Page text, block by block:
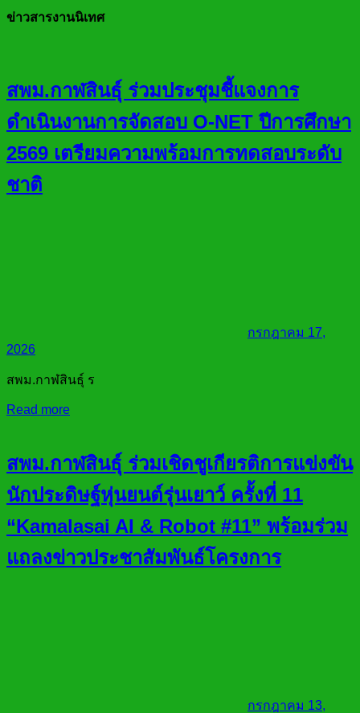
ข่าวสารงานนิเทศ
สพม.กาฬสินธุ์ ร่วมประชุมชี้แจงการ
ดำเนินงานการจัดสอบ O-NET ปีการศึกษา
2569 เตรียมความพร้อมการทดสอบระดับ
ชาติ
กรกฎาคม 17,
2026
สพม.กาฬสินธุ์ ร
Read more
สพม.กาฬสินธุ์ ร่วมเชิดชูเกียรติการแข่งขัน
นักประดิษฐ์หุ่นยนต์รุ่นเยาว์ ครั้งที่ 11
“Kamalasai AI & Robot #11” พร้อมร่วม
แถลงข่าวประชาสัมพันธ์โครงการ
กรกฎาคม 13,